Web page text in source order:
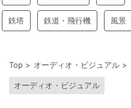
鉄塔 鉄道・飛行機 風景
Top > オーディオ・ビジュアル >
オーディオ・ビジュアル